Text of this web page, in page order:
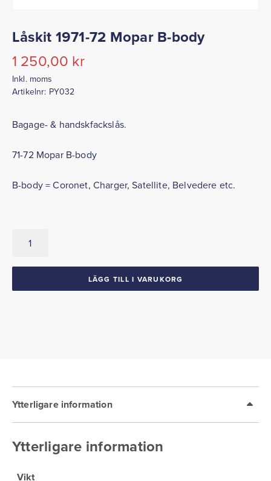
Låskit 1971-72 Mopar B-body
1 250,00 kr
Inkl. moms
Artikelnr: PY032
Bagage- & handskfackslås.
71-72 Mopar B-body
B-body = Coronet, Charger, Satellite, Belvedere etc.
LÄGG TILL I VARUKORG
Ytterligare information
Ytterligare information
Vikt